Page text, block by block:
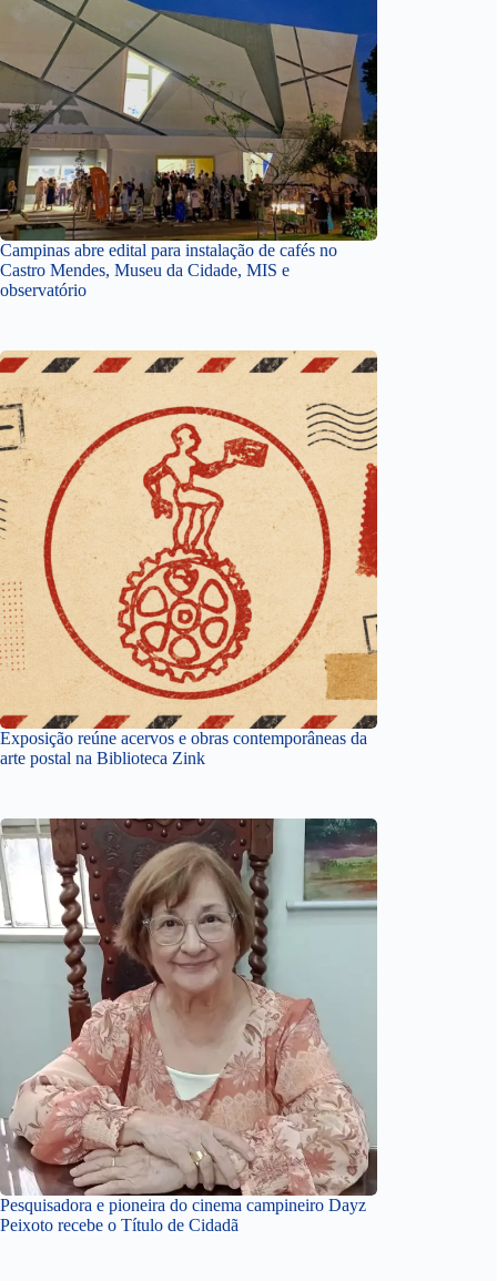
Campinas abre edital para instalação de cafés no
Castro Mendes, Museu da Cidade, MIS e
observatório
Exposição reúne acervos e obras contemporâneas da
arte postal na Biblioteca Zink
Pesquisadora e pioneira do cinema campineiro Dayz
Peixoto recebe o Título de Cidadã